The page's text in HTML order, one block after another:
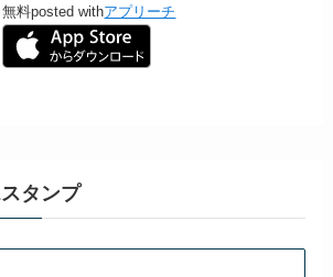
無料posted withアプリーチ
タンプ